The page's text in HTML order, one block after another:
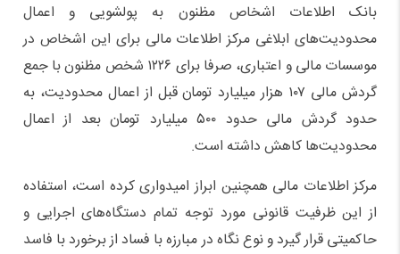
بانک اطلاعات اشخاص مظنون به پولشویی و اعمال
محدودیت‌های ابلاغی مرکز اطلاعات مالی برای این اشخاص در
موسسات مالی و اعتباری، صرفا برای ۱۲۲۶ شخص مظنون با جمع
گردش مالی ۱۰۷ هزار میلیارد تومان قبل از اعمال محدودیت، به
حدود گردش مالی حدود ۵۰۰ میلیارد تومان بعد از اعمال
محدودیت‌ها کاهش داشته است.
مرکز اطلاعات مالی همچنین ابراز امیدواری کرده است، استفاده
از این ظرفیت قانونی مورد توجه تمام دستگاه‌های اجرایی و
حاکمیتی قرار گیرد و نوع نگاه در مبارزه با فساد از برخورد با فاسد